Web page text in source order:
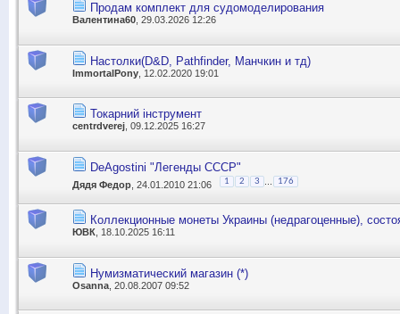
Продам комплект для судомоделирования
Валентина60 , 29.03.2026 12:26
Настолки(D&D, Pathfinder, Манчкин и тд)
ImmortalPony , 12.02.2020 19:01
Токарний інструмент
centrdverej , 09.12.2025 16:27
DeAgostini "Легенды СССР"
Дядя Федор , 24.01.2010 21:06 1 2 3 ... 176
Коллекционные монеты Украины (недрагоценные),
ЮВК , 18.10.2025 16:11
Нумизматический магазин (*)
Оsanna , 20.08.2007 09:52